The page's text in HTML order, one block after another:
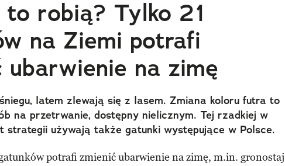
to robią? Tylko 21
na Ziemi potrafi
ubarwienie na zimę
latem zlewają się z lasem. Zmiana koloru futra to
na przetrwanie, dostępny nielicznym. Tej rzadkiej w
strategii używają także gatunki występujące w Polsce.